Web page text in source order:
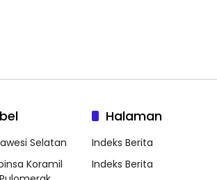
Selatan
Koramil
Halaman
Indeks Berita
Indeks Berita